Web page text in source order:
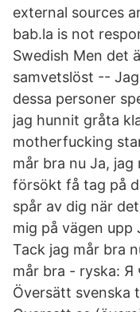
external sources
bab.la is not
Swedish Men det
samvetslöst --
dessa personer
jag hunnit gråta
motherfucking
mår bra nu Ja, jag
försökt få tag på
spår av dig när
mig på vägen upp
Tack jag mår bra
mår bra - ryska: Я
Översätt svenska